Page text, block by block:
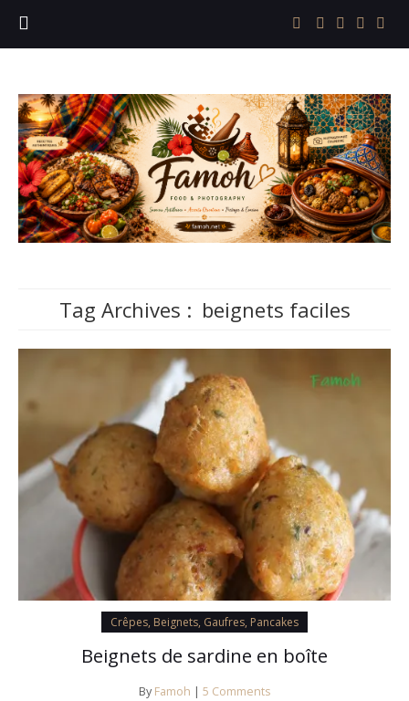
Tag Archives : beignets faciles
Crêpes, Beignets, Gaufres, Pancakes
Beignets de sardine en boîte
By Famoh | 5 Comments